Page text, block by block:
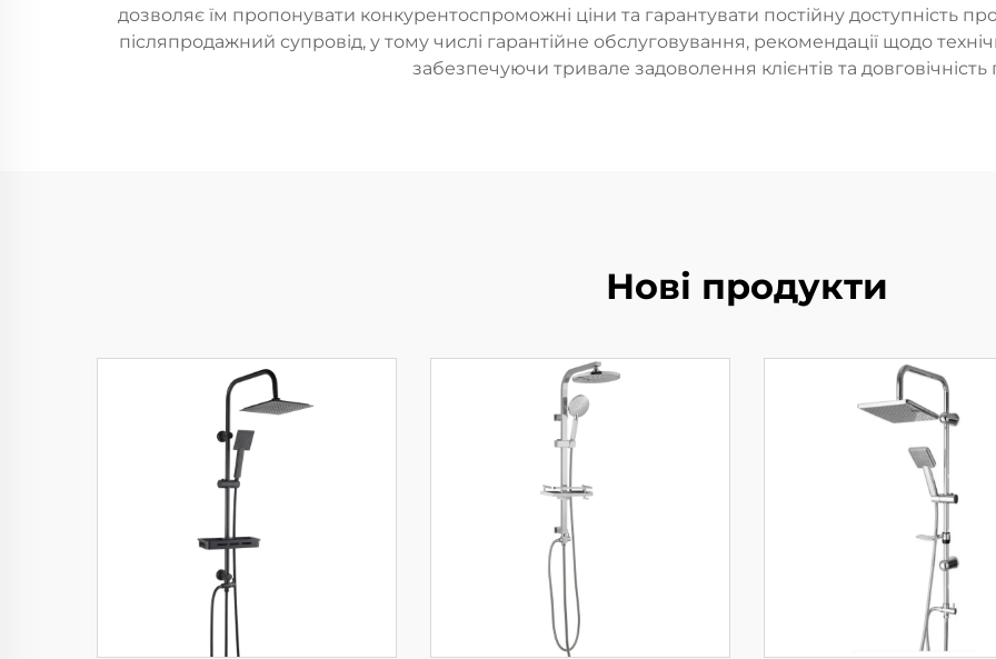
дозволяє їм пропонувати конкурентоспроможні ціни та гарантувати постійну доступність
післяпродажний супровід, у тому числі гарантійне обслуговування, рекомендації щодо
забезпечуючи тривале задоволення клієнтів та довговічність
Нові продукти